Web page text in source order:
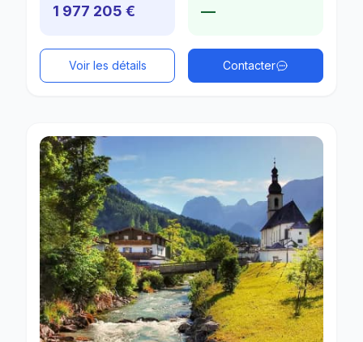
1 977 205 € —
Voir les détails Contacter